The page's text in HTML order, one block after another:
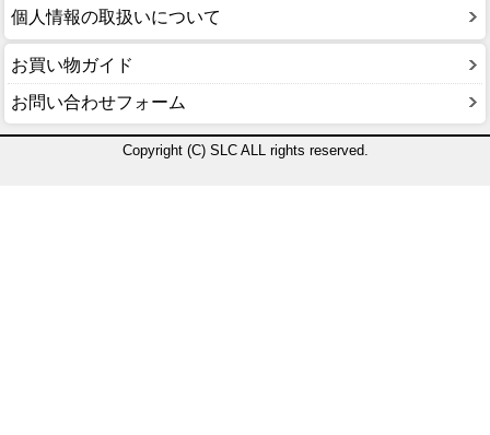
個人情報の取扱いについて
お買い物ガイド
お問い合わせフォーム
Copyright (C) SLC ALL rights reserved.